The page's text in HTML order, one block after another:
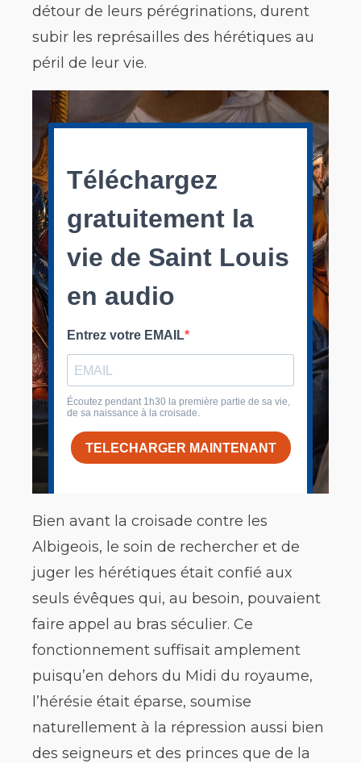
détour de leurs pérégrinations, durent
subir les représailles des hérétiques au
péril de leur vie.
Bien avant la croisade contre les
Albigeois, le soin de rechercher et de
juger les hérétiques était confié aux
seuls évêques qui, au besoin, pouvaient
faire appel au bras séculier. Ce
fonctionnement suffisait amplement
puisqu’en dehors du Midi du royaume,
l’hérésie était éparse, soumise
naturellement à la répression aussi bien
des seigneurs et des princes que de la